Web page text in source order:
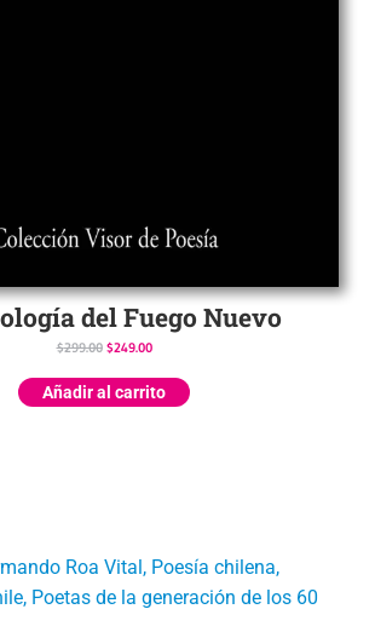
del Fuego Nuevo
$299.00 $249.00
Añadir al carrito
Roa Vital , Poesía chilena,
, Poetas de la generación de los 60